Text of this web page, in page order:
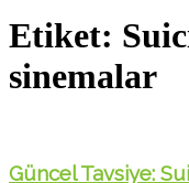
Etiket:
sinemalar
Güncel Tavsiye: